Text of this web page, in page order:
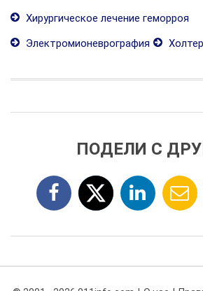
Хирургическое лечение геморроя
Электромионеврография
ПОДЕЛИ С